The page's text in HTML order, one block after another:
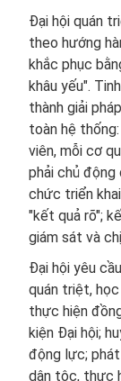
Đại hội quán
theo hướng
khắc phục
khâu yếu".
thành giải
toàn hệ
viên, mỗi cơ
phải chủ
chức triển
"kết quả rõ";
giám sát và
Đại hội yêu
quán triệt,
thực hiện
kiện Đại hội;
động lực;
dân tộc, thực